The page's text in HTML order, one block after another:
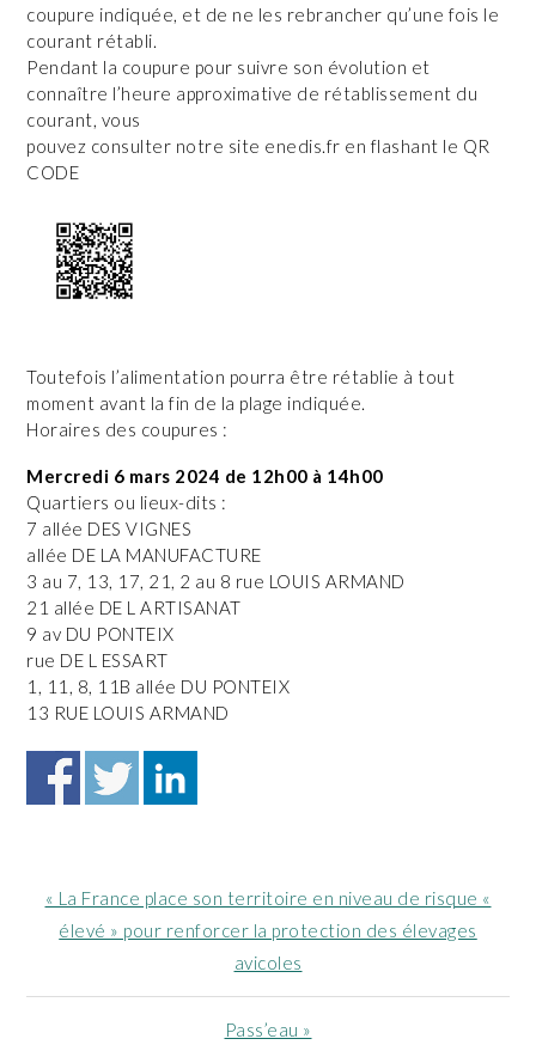
coupure indiquée, et de ne les rebrancher qu’une fois le
courant rétabli.
Pendant la coupure pour suivre son évolution et
connaître l’heure approximative de rétablissement du
courant, vous
pouvez consulter notre site enedis.fr en flashant le QR
CODE
Toutefois l’alimentation pourra être rétablie à tout
moment avant la fin de la plage indiquée.
Horaires des coupures :
Mercredi 6 mars 2024 de 12h00 à 14h00
Quartiers ou lieux-dits :
7 allée DES VIGNES
allée DE LA MANUFACTURE
3 au 7, 13, 17, 21, 2 au 8 rue LOUIS ARMAND
21 allée DE L ARTISANAT
9 av DU PONTEIX
rue DE L ESSART
1, 11, 8, 11B allée DU PONTEIX
13 RUE LOUIS ARMAND
Article
précédent
« La France place son territoire en niveau de risque «
élevé » pour renforcer la protection des élevages
avicoles
Article
Pass’eau »